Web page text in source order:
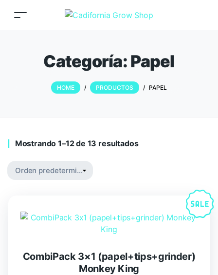
Categoría:Papel
HOME / PRODUCTOS / PAPEL
Mostrando 1–12 de 13 resultados
CombiPack 3×1 (papel+tips+grinder)
Monkey King